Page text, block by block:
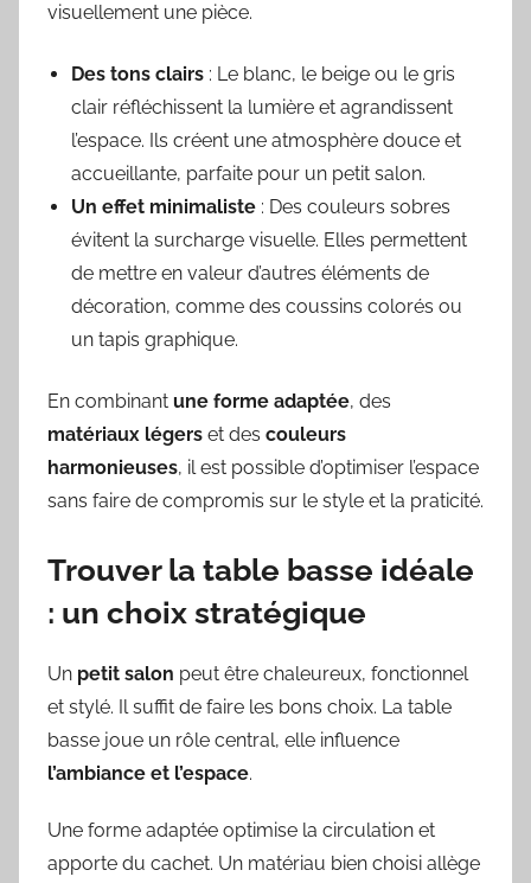
visuellement une pièce.
Des tons clairs : Le blanc, le beige ou le gris
clair réfléchissent la lumière et agrandissent
l’espace. Ils créent une atmosphère douce et
accueillante, parfaite pour un petit salon.
Un effet minimaliste : Des couleurs sobres
évitent la surcharge visuelle. Elles permettent
de mettre en valeur d’autres éléments de
décoration, comme des coussins colorés ou
un tapis graphique.
En combinant une forme adaptée, des
matériaux légers et des couleurs
harmonieuses, il est possible d’optimiser l’espace
sans faire de compromis sur le style et la praticité.
Trouver la table basse idéale
: un choix stratégique
Un petit salon peut être chaleureux, fonctionnel
et stylé. Il suffit de faire les bons choix. La table
basse joue un rôle central, elle influence
l’ambiance et l’espace.
Une forme adaptée optimise la circulation et
apporte du cachet. Un matériau bien choisi allège